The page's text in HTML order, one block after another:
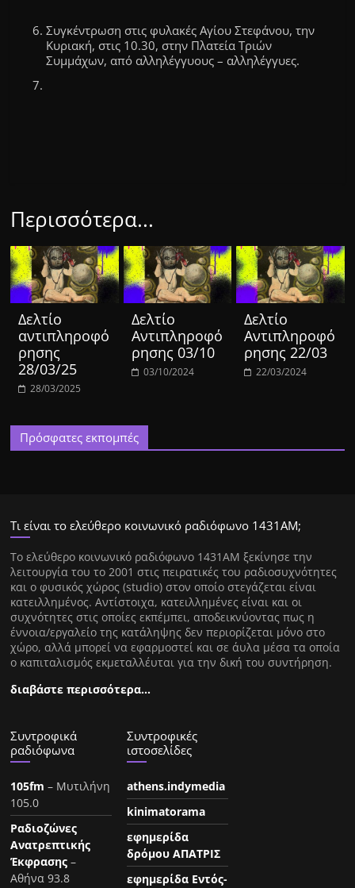
Συγκέντρωση στις φυλακές Αγίου Στεφάνου, την
Κυριακή, στις 10.30, στην Πλατεία Τριών
Συμμάχων, από αλληλέγγυους – αλληλέγγυες.
Περισσότερα...
Δελτίο
αντιπληροφό
ρησης
28/03/25
28/03/2025
Δελτίο
Αντιπληροφό
ρησης 03/10
03/10/2024
Δελτίο
Αντιπληροφό
ρησης 22/03
22/03/2024
Πρόσφατες εκπομπές
Τι είναι το ελεύθερο κοινωνικό ραδιόφωνο 1431ΑΜ;
Tο ελεύθερο κοινωνικό ραδιόφωνο 1431AM ξεκίνησε την
λειτουργία του το 2001 στις πειρατικές του ραδιοσυχνότητες
και ο φυσικός χώρος (studio) στον οποίο στεγάζεται είναι
κατειλλημένος. Αντίστοιχα, κατειλλημένες είναι και οι
συχνότητες στις οποίες εκπέμπει, αποδεικνύοντας πως η
έννοια/εργαλείο της κατάληψης δεν περιορίζεται μόνο στο
χώρο, αλλά μπορεί να εφαρμοστεί και σε άυλα μέσα τα οποία
ο καπιταλισμός εκμεταλλέυται για την δική του συντήρηση.
διαβάστε περισσότερα…
Συντροφικά
ραδιόφωνα
105fm – Μυτιλήνη
105.0
Ραδιοζώνες
Ανατρεπτικής
Έκφρασης –
Αθήνα 93.8
Συντροφικές
ιστοσελίδες
athens.indymedia
kinimatorama
εφημερίδα
δρόμου ΑΠΑΤΡΙΣ
εφημερίδα Εντός-